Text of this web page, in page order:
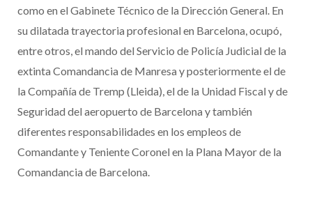
como en el Gabinete Técnico de la Dirección General. En
su dilatada trayectoria profesional en Barcelona, ocupó,
entre otros, el mando del Servicio de Policía Judicial de la
extinta Comandancia de Manresa y posteriormente el de
la Compañía de Tremp (Lleida), el de la Unidad Fiscal y de
Seguridad del aeropuerto de Barcelona y también
diferentes responsabilidades en los empleos de
Comandante y Teniente Coronel en la Plana Mayor de la
Comandancia de Barcelona.